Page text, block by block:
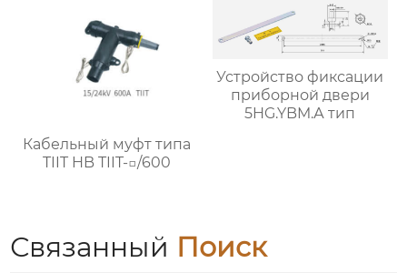
привода с помощью
рычажного
механизма)
Кабельный муфт типа
TIIT HB TIIT-□/600
Устройство фиксации
приборной двери
5HG.YBM.А тип
Связанный Поиск